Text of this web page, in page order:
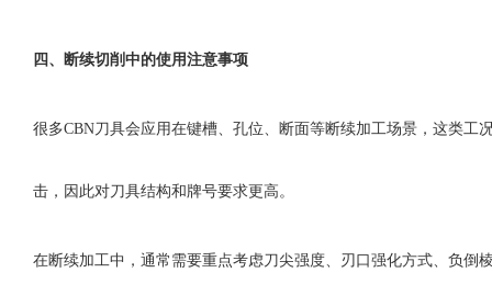
四、 断续切削中的使用注意事项
很多CBN刀具会应用在键槽、孔位、断面等断续加工场景，这类工
击，因此对刀具结构和牌号要求更高。
在断续加工中，通常需要重点考虑刀尖强度、刃口强化方式、负倒